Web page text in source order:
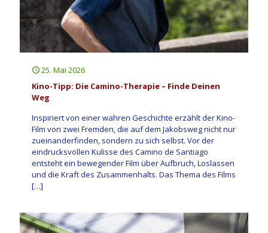
25. Mai 2026
Kino-Tipp: Die Camino-Therapie – Finde Deinen
Weg
Inspiriert von einer wahren Geschichte erzählt der Kino-
Film von zwei Fremden, die auf dem Jakobsweg nicht nur
zueinanderfinden, sondern zu sich selbst. Vor der
eindrucksvollen Kulisse des Camino de Santiago
entsteht ein bewegender Film über Aufbruch, Loslassen
und die Kraft des Zusammenhalts. Das Thema des Films
[…]